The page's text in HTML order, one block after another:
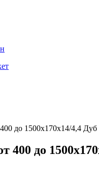
до 1500х170х14/4,4
400 до